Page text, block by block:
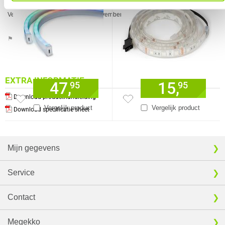
Garantie
24 maanden
Verkrijgbaar sinds
November 2019
⚑ Fout melden
EXTRA INFORMATIE
Download producthandleiding
Download specificatie sheet
Vergelijk product
47,95
Vergelijk product
15,95
Mijn gegevens
Service
Contact
Megekko